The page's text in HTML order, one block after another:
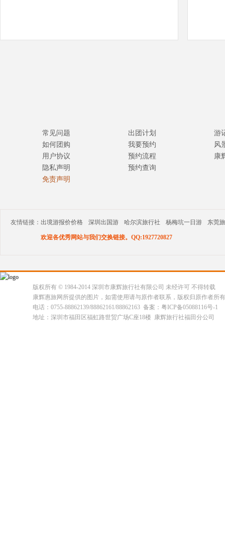
常见问题
如何团购
用户协议
隐私声明
免责声明
出团计划
我要预约
预约流程
预约查询
游
风
康
友情链接： 出境游报价价格 深圳出国游 哈尔滨旅行社 杨梅坑一日游 东莞
欢迎各优秀网站与我们交换链接。QQ:1927720827
版权所有 © 1984-2014 深圳市康辉旅行社有限公司 未经许可 不得转载
康辉惠旅网所提供的图片，如需使用请与原作者联系，版权归原作者所
电话：0755-88862139/88862161/88862163 备案：粤ICP备05088116号-1
地址：深圳市福田区福虹路世贸广场C座18楼 康辉旅行社福田分公司